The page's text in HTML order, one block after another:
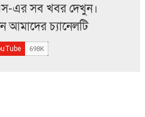
এর সব খবর দেখুন।
আমাদের চ্যানেলটি